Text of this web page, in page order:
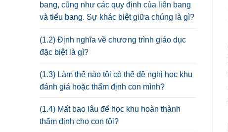
bang, cũng như các quy định của liên bang
và tiểu bang. Sự khác biệt giữa chúng là gì?
(1.2) Định nghĩa về chương trình giáo dục
đặc biệt là gì?
(1.3) Làm thế nào tôi có thể đề nghị học khu
đánh giá hoặc thẩm định con mình?
(1.4) Mất bao lâu để học khu hoàn thành
thẩm định cho con tôi?